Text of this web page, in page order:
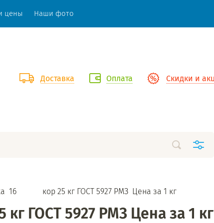
цены Наши фото
Доставка Оплата Скидки и
16             кор 25 кг ГОСТ 5927 РМЗ  Цена за 1 кг
кг ГОСТ 5927 РМЗ Цена за 1 кг